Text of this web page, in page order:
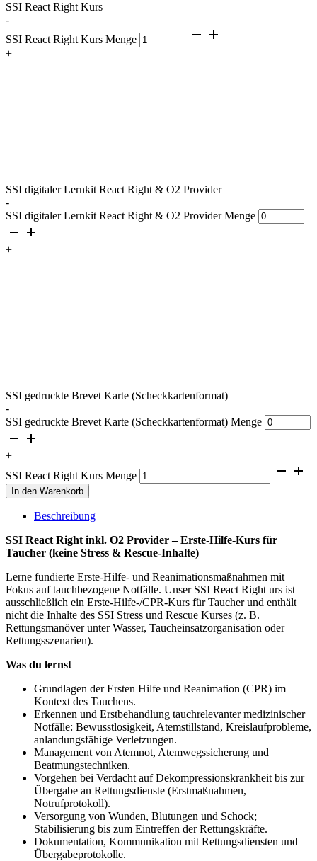
SSI React Right Kurs
-
SSI React Right Kurs Menge
+
SSI digitaler Lernkit React Right & O2 Provider
-
SSI digitaler Lernkit React Right & O2 Provider Menge
+
SSI gedruckte Brevet Karte (Scheckkartenformat)
-
SSI gedruckte Brevet Karte (Scheckkartenformat) Menge
+
SSI React Right Kurs Menge
In den Warenkorb
Beschreibung
SSI React Right inkl. O2 Provider – Erste-Hilfe-Kurs für
Taucher (keine Stress & Rescue-Inhalte)
Lerne fundierte Erste-Hilfe- und Reanimationsmaßnahmen mit
Fokus auf tauchbezogene Notfälle. Unser SSI React Right urs ist
ausschließlich ein Erste-Hilfe-/CPR-Kurs für Taucher und enthält
nicht die Inhalte des SSI Stress und Rescue Kurses (z. B.
Rettungsmanöver unter Wasser, Taucheinsatzorganisation oder
Rettungsszenarien).
Was du lernst
Grundlagen der Ersten Hilfe und Reanimation (CPR) im
Kontext des Tauchens.
Erkennen und Erstbehandlung tauchrelevanter medizinischer
Notfälle: Bewusstlosigkeit, Atemstillstand, Kreislaufprobleme,
anlandungsfähige Verletzungen.
Management von Atemnot, Atemwegssicherung und
Beatmungstechniken.
Vorgehen bei Verdacht auf Dekompressionskrankheit bis zur
Übergabe an Rettungsdienste (Erstmaßnahmen,
Notrufprotokoll).
Versorgung von Wunden, Blutungen und Schock;
Stabilisierung bis zum Eintreffen der Rettungskräfte.
Dokumentation, Kommunikation mit Rettungsdiensten und
Übergabeprotokolle.